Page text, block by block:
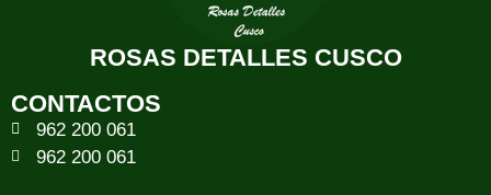
ROSAS DETALLES CUSCO
CONTACTOS
962 200 061
962 200 061